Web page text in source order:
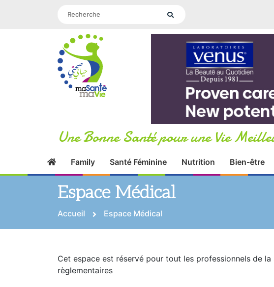
Une Bonne Santé pour une Vie
Family Santé Féminine Nutrition Bien-être
Espace Médical
Accueil Espace Médical
Cet espace est réservé pour tout les professionnels de
règlementaires